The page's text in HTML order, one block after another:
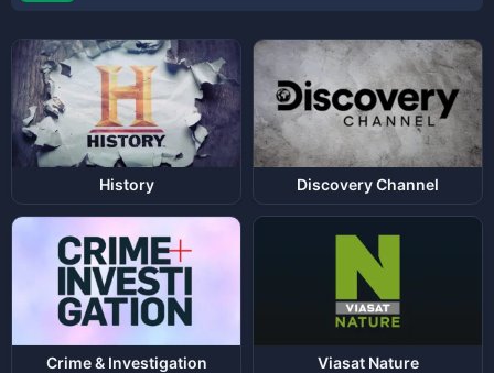
History Discovery Channel
Crime & Investigation Viasat Nature